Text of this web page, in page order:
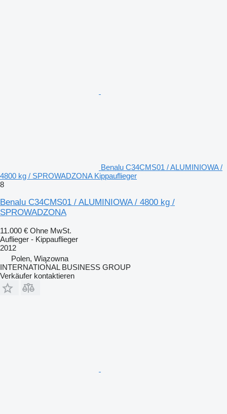
Benalu C34CMS01 / ALUMINIOWA /
4800 kg / SPROWADZONA Kippauflieger
8
Benalu C34CMS01 / ALUMINIOWA / 4800 kg /
SPROWADZONA
11.000 € Ohne MwSt.
Auflieger - Kippauflieger
2012
Polen, Wiązowna
INTERNATIONAL BUSINESS GROUP
Verkäufer kontaktieren